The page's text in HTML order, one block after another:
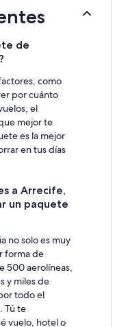
de
como
por cuánto
el
mejor te
es la mejor
en tus días
a Arrecife,
un paquete
no solo es muy
forma de
500 aerolíneas,
y miles de
todo el
Tú te
vuelo, hotel o